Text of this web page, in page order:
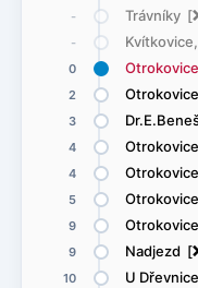
- Trávníky [
-
0
2
3
4
4
5
9
9 Nadjezd [
10 U